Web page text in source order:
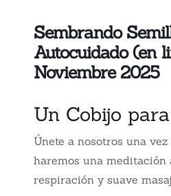
Sembrando
Autocuidado (en
Noviembre 2025
Un Cobijo
Únete a nosotros una vez
haremos una meditación
respiración y suave